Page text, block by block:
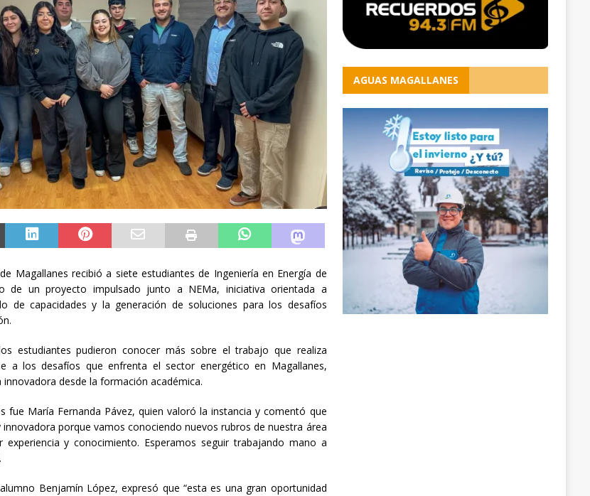
Magallanes recibió a siete estudiantes de Ingeniería en Energía de
de un proyecto impulsado junto a NEMa, iniciativa orientada a
de capacidades y la generación de soluciones para los desafíos
estudiantes pudieron conocer más sobre el trabajo que realiza
a los desafíos que enfrenta el sector energético en Magallanes,
desde la formación académica.
fue María Fernanda Pávez, quien valoró la instancia y comentó que
innovadora porque vamos conociendo nuevos rubros de nuestra área
y conocimiento. Esperamos seguir trabajando mano a
Benjamín López, expresó que “esta es una gran oportunidad
AGUAS MAGALLANES